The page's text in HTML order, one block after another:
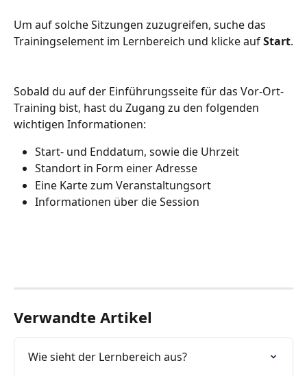
Um auf solche Sitzungen zuzugreifen, suche das
Trainingselement im Lernbereich und klicke auf Start.
Sobald du auf der Einführungsseite für das Vor-Ort-
Training bist, hast du Zugang zu den folgenden
wichtigen Informationen:
Start- und Enddatum, sowie die Uhrzeit
Standort in Form einer Adresse
Eine Karte zum Veranstaltungsort
Informationen über die Session
Verwandte Artikel
Wie sieht der Lernbereich aus?